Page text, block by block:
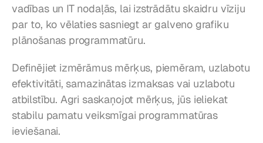
vadības un IT nodaļās, lai izstrādātu skaidru vīziju
par to, ko vēlaties sasniegt ar galveno grafiku
plānošanas programmatūru.
Definējiet izmērāmus mērķus, piemēram, uzlabotu
efektivitāti, samazinātas izmaksas vai uzlabotu
atbilstību. Agri saskaņojot mērķus, jūs ieliekat
stabilu pamatu veiksmīgai programmatūras
ieviešanai.